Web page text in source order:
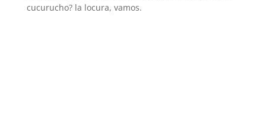
cucurucho? la locura, vamos.